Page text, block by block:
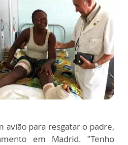
avião para resgatar o padre,
em Madrid. "Tenho